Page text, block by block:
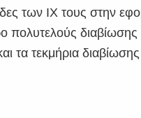
των ΙΧ τους στην
τα τεκμήρια